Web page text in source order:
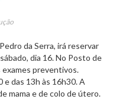
da Serra, irá reservar
dia 16. No Posto de
exames preventivos.
das 13h às 16h30. A
mama e de colo de útero.